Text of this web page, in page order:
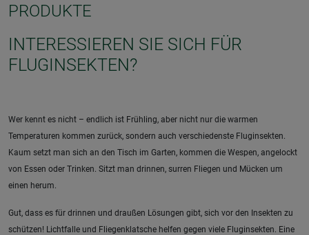
PRODUKTE
INTERESSIEREN SIE SICH FÜR
FLUGINSEKTEN?
Wer kennt es nicht – endlich ist Frühling, aber nicht nur die warmen
Temperaturen kommen zurück, sondern auch verschiedenste Fluginsekten.
Kaum setzt man sich an den Tisch im Garten, kommen die Wespen, angelockt
von Essen oder Trinken. Sitzt man drinnen, surren Fliegen und Mücken um
einen herum.
Gut, dass es für drinnen und draußen Lösungen gibt, sich vor den Insekten zu
schützen! Lichtfalle und Fliegenklatsche helfen gegen viele Fluginsekten. Eine